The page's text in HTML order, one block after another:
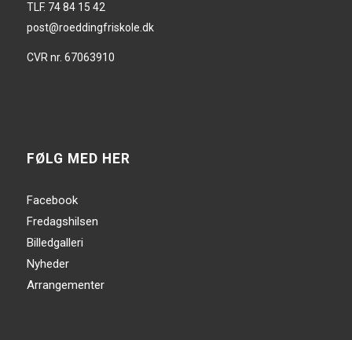
TLF. 74 84 15 42
post@roeddingfriskole.dk
CVR nr. 67063910
FØLG MED HER
Facebook
Fredagshilsen
Billedgalleri
Nyheder
Arrangementer